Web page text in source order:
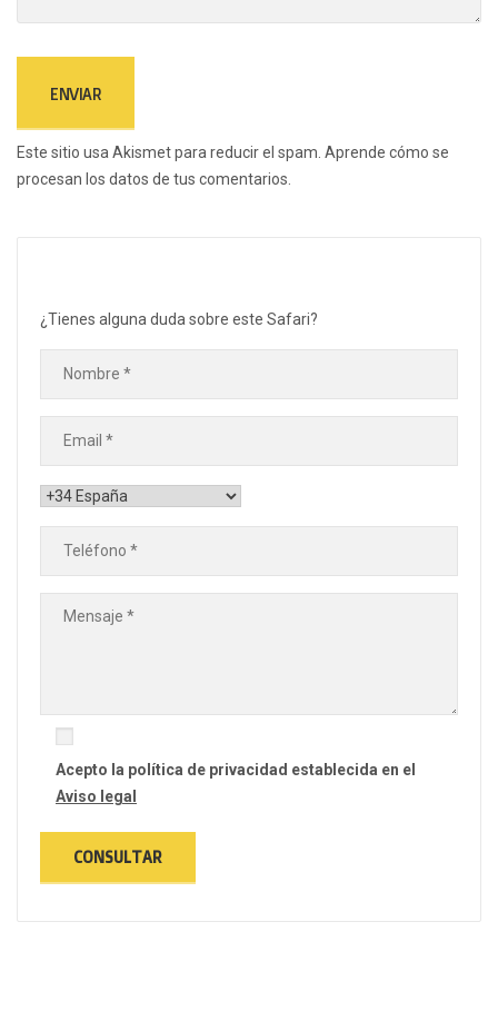
Este sitio usa Akismet para reducir el spam. Aprende cómo se
procesan los datos de tus comentarios.
¿Tienes alguna duda sobre este Safari?
Acepto la política de privacidad establecida en el
Aviso legal